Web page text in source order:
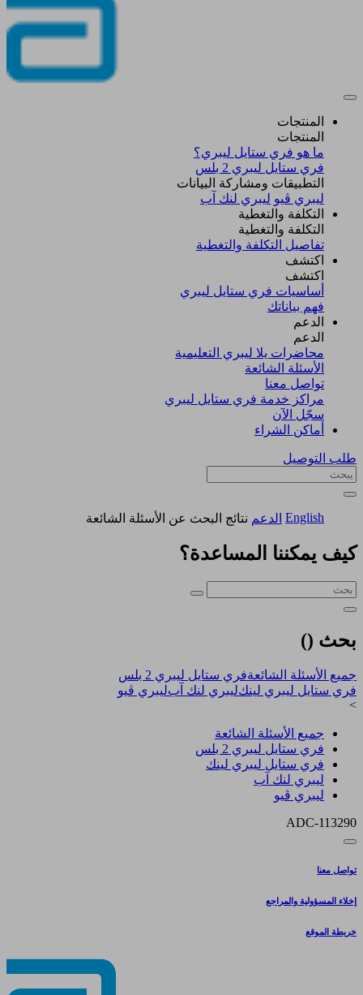
المنتجات
المنتجات
ما هو فري ستايل ليبري؟
فري ستايل ليبري 2 بلس​
التطبيقات ومشاركة البيانات
ليبري ڤيو ليبري لنك آب
التكلفة والتغطية
التكلفة والتغطية
تفاصيل التكلفة والتغطية
اكتشف​
اكتشف​
أساسيات فري ستايل ليبري
فهم بياناتك
الدعم
الدعم
محاضرات يلا ليبري التعليمية
الأسئلة الشائعة
تواصل معنا
مراكز خدمة فري ستايل ليبري
سجّل الآن​
أماكن الشراء
طلب التوصيل
English الدعم نتائج البحث عن الأسئلة الشائعة
كيف يمكننا المساعدة؟
بحث ()
جميع الأسئلة الشائعةفري ستايل ليبري 2 بلس​
فري ستايل ليبري لينكليبري لنك آبليبري ڤيو
>
جميع الأسئلة الشائعة
فري ستايل ليبري 2 بلس​
فري ستايل ليبري لينك
ليبري لنك آب
ليبري ڤيو
ADC-113290
تواصل معنا
إخلاء المسؤولية والمراجع
خريطة الموقع